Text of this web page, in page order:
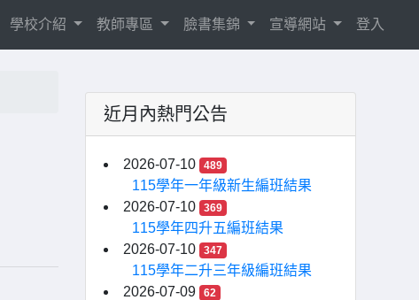
學校介紹 教師專區 臉書集錦 宣導網站 登入
近月內熱門公告
2026-07-10 489
115學年一年級新生編班結果
2026-07-10
369
115學年四升五編班結果
2026-07-10
347
115學年二升三年級編班結果
2026-07-09
62